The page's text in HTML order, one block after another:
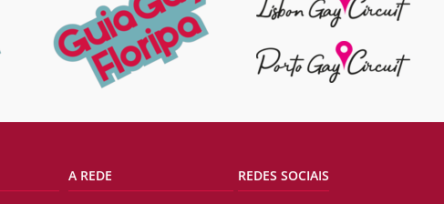
A REDE REDES SOCIAIS